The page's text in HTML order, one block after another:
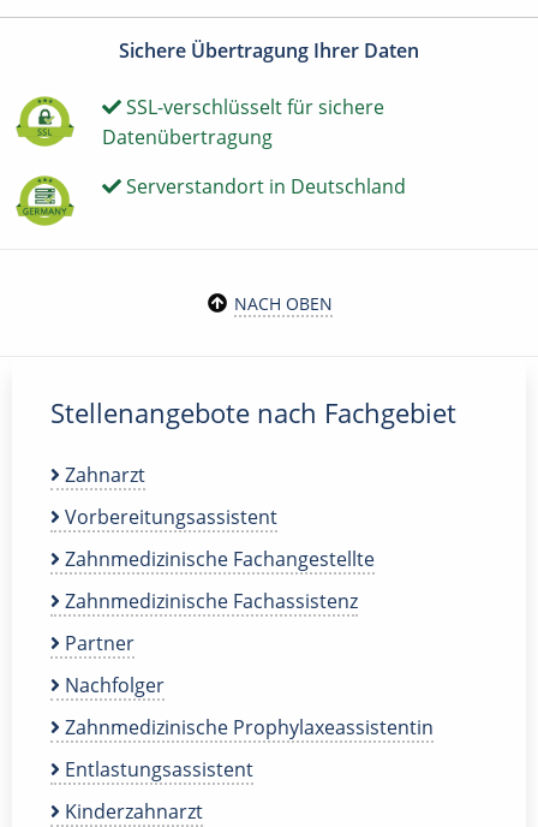
Sichere Übertragung Ihrer Daten
SSL-verschlüsselt für sichere
Datenübertragung
Serverstandort in Deutschland
NACH OBEN
Stellenangebote nach Fachgebiet
Zahnarzt
Vorbereitungsassistent
Zahnmedizinische Fachangestellte
Zahnmedizinische Fachassistenz
Partner
Nachfolger
Zahnmedizinische Prophylaxeassistentin
Entlastungsassistent
Kinderzahnarzt